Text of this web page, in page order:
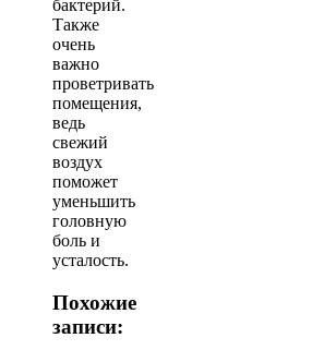
бактерий.
Также
очень
важно
проветривать
помещения,
ведь
свежий
воздух
поможет
уменьшить
головную
боль и
усталость.
Похожие
записи: